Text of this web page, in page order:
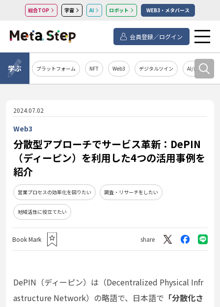
総合TOP 宇宙 AI ロボット WEB3・メタバース
会員登録／ログイン
学ぶ プラットフォーム NFT Web3 デジタルツイン AI/自然言語処
2024.07.02
Web3
分散型アプローチでサービス革新：DePIN
（ディーピン）を利用した4つの活用事例を
紹介
営業プロセスの効率化を図りたい 調査・リサーチをしたい
地域活性に役立てたい
Book Mark share
DePIN（ディーピン）は（Decentralized Physical Infr
astructure Network）の略語で、日本語で 「分散化さ